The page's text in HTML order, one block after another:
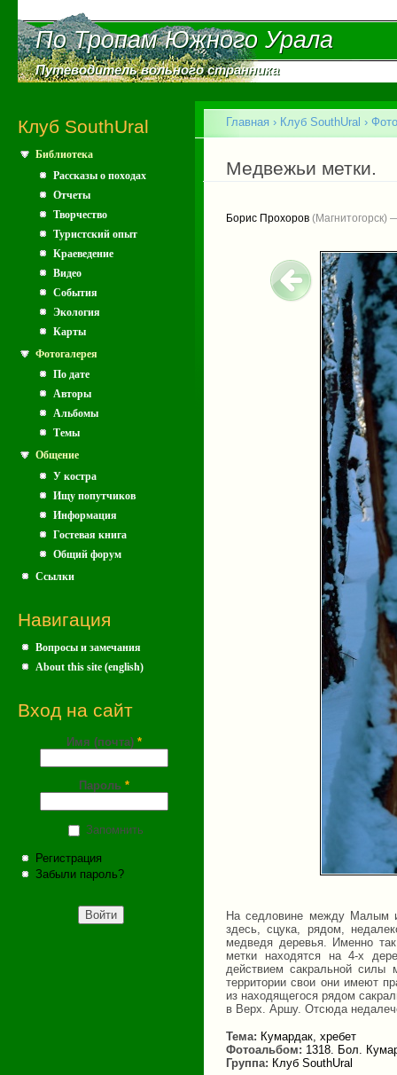
По Тропам Южного Урала
По Тропам Южного Урала
Путеводитель вольного странника
Путеводитель вольного странника
Клуб SouthUral
Библиотека
Рассказы о походах
Отчеты
Творчество
Туристский опыт
Краеведение
Видео
События
Экология
Карты
Фотогалерея
По дате
Авторы
Альбомы
Темы
Общение
У костра
Ищу попутчиков
Информация
Гостевая книга
Общий форум
Ссылки
Навигация
Вопросы и замечания
About this site (english)
Вход на сайт
Имя (почта) *
Пароль *
Запомнить
Регистрация
Забыли пароль?
Вы здесь
Главная › Клуб SouthUral ›
Медвежьи метки.
Борис Прохоров (Магнитогорск)
На седловине между Малым
здесь, сцука, рядом,
медведя деревья. Именно
метки находятся на 4-х
действием сакральной
территории свои они имеют
из находящегося рядом
в Верх. Аршу. Отсюда
Тема: Кумардак, хребет
Фотоальбом: 1318. Бол.
Группа: Клуб SouthUral